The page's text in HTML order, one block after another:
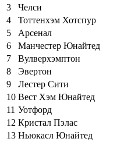
3
Челси
4
Тоттенхэм Хотспур
5
Арсенал
6
Манчестер Юнайтед
7
Вулверхэмптон
8
Эвертон
9
Лестер Сити
10 Вест Хэм Юнайтед
11 Уотфорд
12 Кристал Пэлас
13 Ньюкасл Юнайтед